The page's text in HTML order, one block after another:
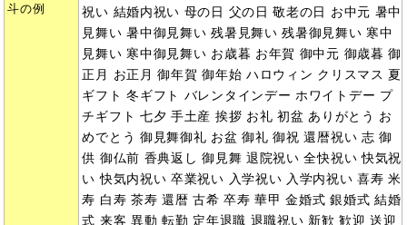
斗の例
祝い 結婚内祝い 母の日 父の日 敬老の日 お中元 暑中
見舞い 暑中御見舞い 残暑見舞い 残暑御見舞い 寒中
見舞い 寒中御見舞い お歳暮 お年賀 御中元 御歳暮 御
正月 お正月 御年賀 御年始 ハロウィン クリスマス 夏
ギフト 冬ギフト バレンタインデー ホワイトデー プ
チギフト 七夕 手土産 挨拶 お礼 初盆 ありがとう お
めでとう 御見舞御礼 お盆 御礼 御祝 還暦祝い 志 御
供 御仏前 香典返し 御見舞 退院祝い 全快祝い 快気祝
い 快気内祝い 卒業祝い 入学祝い 入学内祝い 喜寿 米
寿 白寿 茶寿 還暦 古希 卒寿 華甲 金婚式 銀婚式 結婚
式 来客 異動 転勤 定年退職 退職祝い 新歓 歓迎 送迎